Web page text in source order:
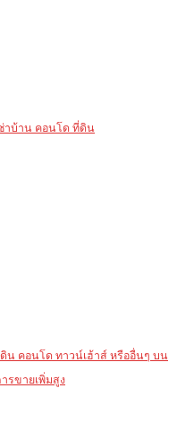
าบ้าน คอนโด ที่ดิน
คอนโด ทาวน์เฮ้าส์ หรืออื่นๆ บน
รขายเพิ่มสูง